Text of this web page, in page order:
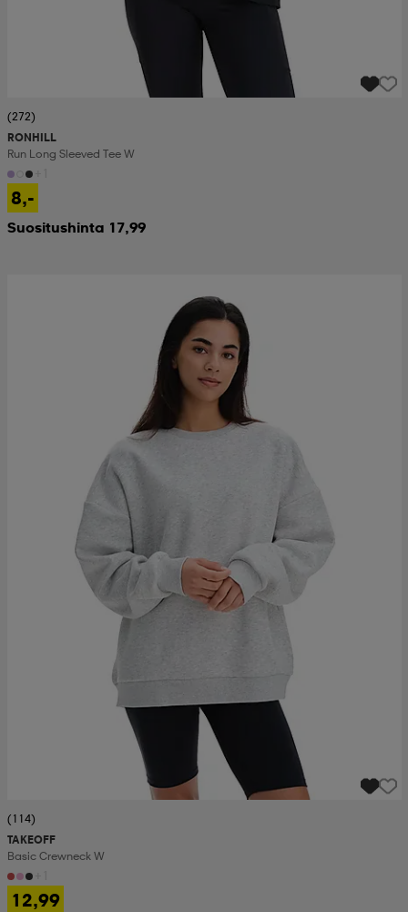
(272)
RONHILL
Run Long Sleeved Tee W
8,-
Suositushinta 17,99
(114)
TAKEOFF
Basic Crewneck W
12,99